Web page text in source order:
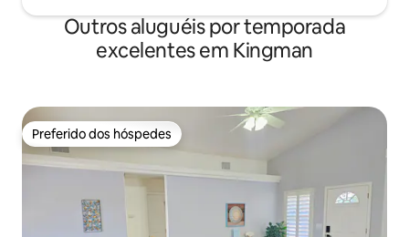
Outros aluguéis por temporada
excelentes em Kingman
Preferido dos hóspedes
Preferido dos hóspedes